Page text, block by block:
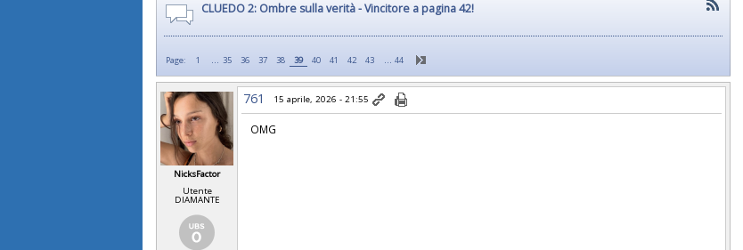
CLUEDO 2: Ombre sulla verità - Vincitore a pagina 42!
Page: 1 ... 35 36 37 38 39 40 41 42 43 … 44
NicksFactor
Utente
DIAMANTE
761 15 aprile, 2026 - 21:55
OMG